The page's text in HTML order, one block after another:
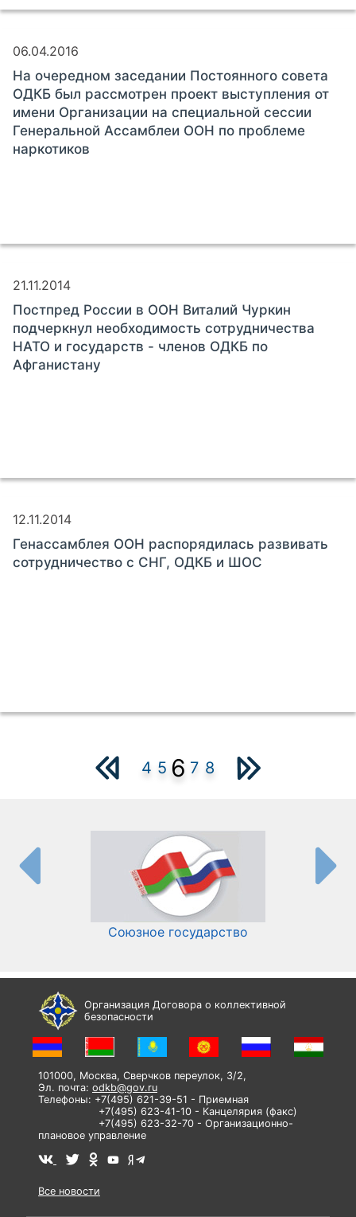
06.04.2016
На очередном заседании Постоянного совета
ОДКБ был рассмотрен проект выступления от
имени Организации на специальной сессии
Генеральной Ассамблеи ООН по проблеме
наркотиков
21.11.2014
Постпред России в ООН Виталий Чуркин
подчеркнул необходимость сотрудничества
НАТО и государств - членов ОДКБ по
Афганистану
12.11.2014
Генассамблея ООН распорядилась развивать
сотрудничество с СНГ, ОДКБ и ШОС
4 5 6 7 8
Союзное государство
Организация Договора о коллективной
безопасности
101000, Москва, Сверчков переулок, 3/2,
Эл. почта: odkb@gov.ru
Телефоны: +7(495) 621-39-51 - Приемная
+7(495) 623-41-10 - Канцелярия (факс)
+7(495) 623-32-70 - Организационно-
плановое управление
Все новости